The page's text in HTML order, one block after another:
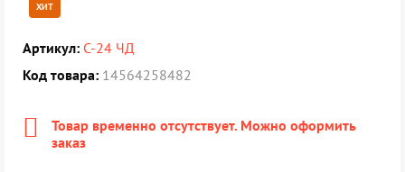
ХИТ
Артикул: С-24 ЧД
Код товара: 14564258482
Товар временно отсутствует. Можно оформить
заказ